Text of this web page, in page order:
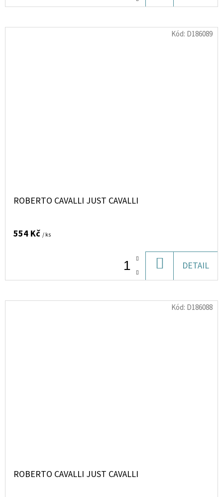
KOŠÍKU
ROBERTO CAVALLI JUST CAVALLI
554 Kč / ks
KOŠÍKU
DETAIL
Kód: D186089
ROBERTO CAVALLI JUST CAVALLI
Kód: D186088